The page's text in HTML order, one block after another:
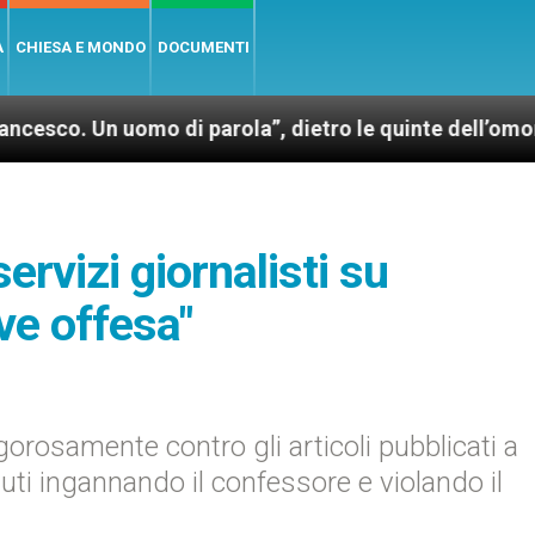
CHIESA E MONDO DOCUMENTI
uomo di parola”, dietro le quinte dell’omonimo film
giornalisti su
offesa"
contro gli articoli pubblicati a
ingannando il confessore e violando il